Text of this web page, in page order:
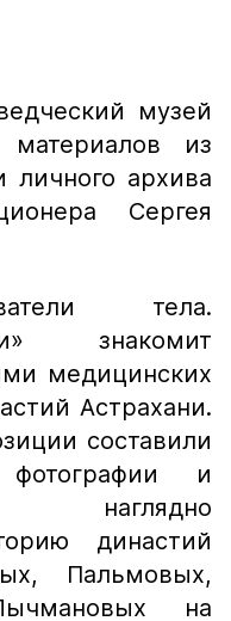
музей
из
личного архива
Сергея
тела.
знакомит
медицинских
Астрахани.
составили
и
династий
Пальмовых,
на